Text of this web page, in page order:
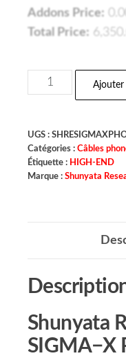
Addons Price:
Total Price:
Ajouter
UGS :
Catégories : Câbles
Étiquette : HIGH-END
Marque : Shunyata
Shunyata
SIGMA−X